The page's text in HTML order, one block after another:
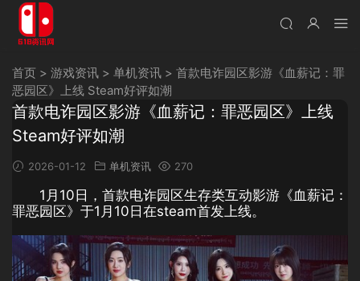
首页 > 游戏资讯 > 单机资讯 > 首款电诈园区影游《血薪记：罪
恶园区》上线 Steam好评如潮
首款电诈园区影游《血薪记：罪恶园区》上线
Steam好评如潮
2026-01-12 单机资讯 270
1月10日，首款电诈园区生存类互动影游《血薪记：
罪恶园区》于1月10日在steam首发上线。